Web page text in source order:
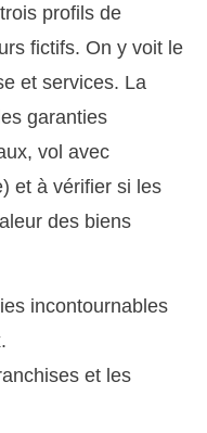
profils de
fictifs. On y voit le
et services. La
garanties
vol avec
et à vérifier si les
des biens
incontournables
et les